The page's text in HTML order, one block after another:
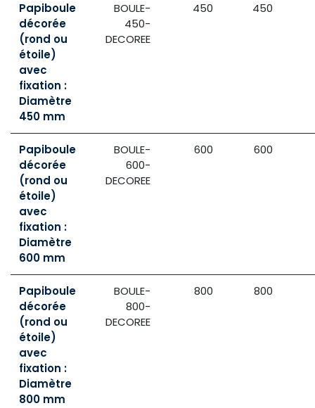
Papiboule
décorée
(rond ou
étoile)
avec
fixation :
Diamètre
450 mm
BOULE-
450-
DECOREE
450 450
Papiboule
décorée
(rond ou
étoile)
avec
fixation :
Diamètre
600 mm
BOULE-
600-
DECOREE
600 600
Papiboule
décorée
(rond ou
étoile)
avec
fixation :
Diamètre
800 mm
BOULE-
800-
DECOREE
800 800